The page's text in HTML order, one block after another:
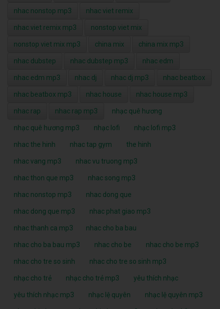
nhac nonstop mp3 nhac viet remix
nhac viet remix mp3 nonstop viet mix
nonstop viet mix mp3 china mix china mix mp3
nhac dubstep nhac dubstep mp3 nhac edm
nhac edm mp3 nhac dj nhac dj mp3 nhac beatbox
nhac beatbox mp3 nhac house nhac house mp3
nhac rap nhac rap mp3 nhạc quê hương
nhạc quê hương mp3 nhạc lofi nhạc lofi mp3
nhac the hinh nhac tap gym the hinh
nhac vang mp3 nhac vu truong mp3
nhac thon que mp3 nhac song mp3
nhac nonstop mp3 nhac dong que
nhac dong que mp3 nhac phat giao mp3
nhac thanh ca mp3 nhac cho ba bau
nhac cho ba bau mp3 nhac cho be nhac cho be mp3
nhac cho tre so sinh nhac cho tre so sinh mp3
nhạc cho trẻ nhạc cho trẻ mp3 yêu thích nhạc
yêu thích nhạc mp3 nhạc lệ quyên nhạc lệ quyên mp3